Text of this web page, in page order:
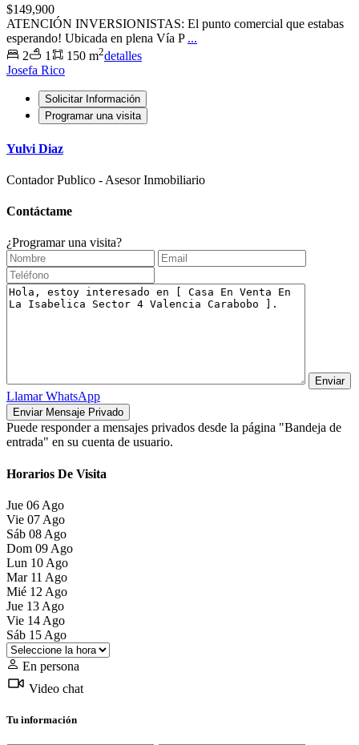
$149,900
ATENCIÓN INVERSIONISTAS: El punto comercial que estabas
esperando! ​Ubicada en plena Vía P ...
2
1 150 m2detalles
Josefa Rico
Solicitar Información
Programar una visita
Yulvi Diaz
Contador Publico - Asesor Inmobiliario
Contáctame
¿Programar una visita?
LlamarWhatsApp
Puede responder a mensajes privados desde la página "Bandeja de
entrada" en su cuenta de usuario.
Horarios De Visita
Jue 06 Ago
Vie 07 Ago
Sáb 08 Ago
Dom 09 Ago
Lun 10 Ago
Mar 11 Ago
Mié 12 Ago
Jue 13 Ago
Vie 14 Ago
Sáb 15 Ago
En persona
Video chat
Tu información